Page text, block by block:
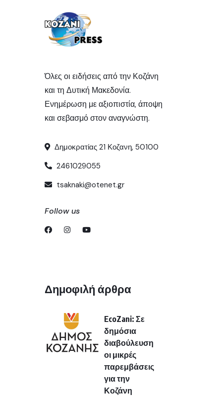
Όλες οι ειδήσεις από την Κοζάνη
και τη Δυτική Μακεδονία.
Ενημέρωση με αξιοπιστία, άποψη
και σεβασμό στον αναγνώστη.
Δημοκρατίας 21 Κοζανη, 50100
2461029055
tsaknaki@otenet.gr
Follow us
Δημοφιλή άρθρα
EcoZani: Σε
δημόσια
διαβούλευση
οι μικρές
παρεμβάσεις
για την
Κοζάνη